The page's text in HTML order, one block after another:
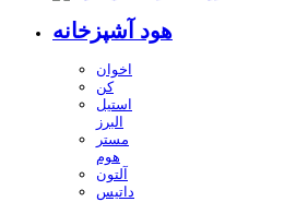
هود آشپزخانه
اخوان
کن
استیل
البرز
مستر
هوم
آلتون
داتیس